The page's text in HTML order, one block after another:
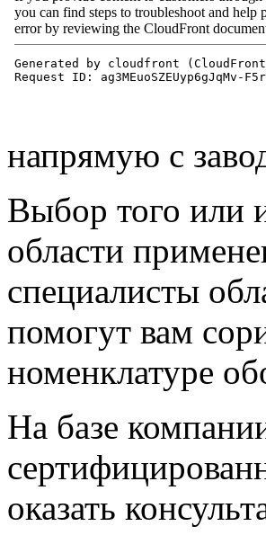
напрямую с
Выбор того или
области
специалисты
помогут вам
номенклатуре
На базе
оказать